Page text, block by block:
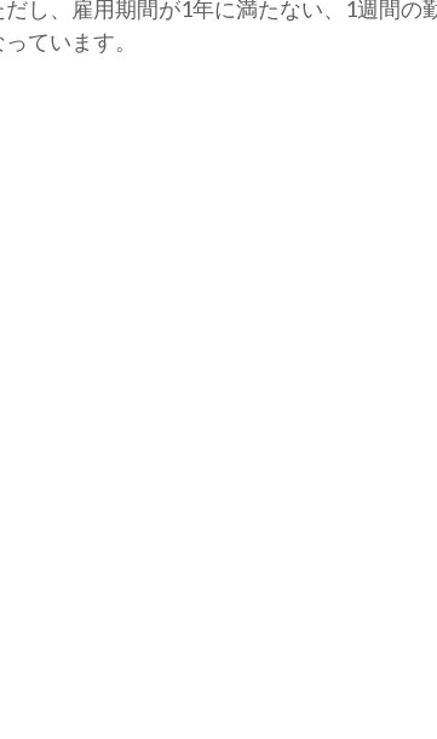
だし、雇用期間が1年に満たない、1週間の
ています。